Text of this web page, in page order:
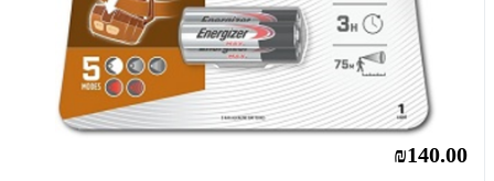
₪140.00